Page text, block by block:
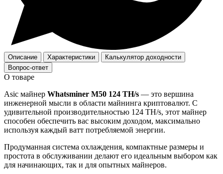
Описание Характеристики
Калькулятор доходности
Вопрос-ответ
О товаре
Asic майнер Whatsminer M50 124 TH/s — это вершина
инженерной мысли в области майнинга криптовалют. С
удивительной производительностью 124 TH/s, этот майнер
способен обеспечить вас высоким доходом, максимально
используя каждый ватт потребляемой энергии.
Продуманная система охлаждения, компактные размеры и
простота в обслуживании делают его идеальным выбором как
для начинающих, так и для опытных майнеров.